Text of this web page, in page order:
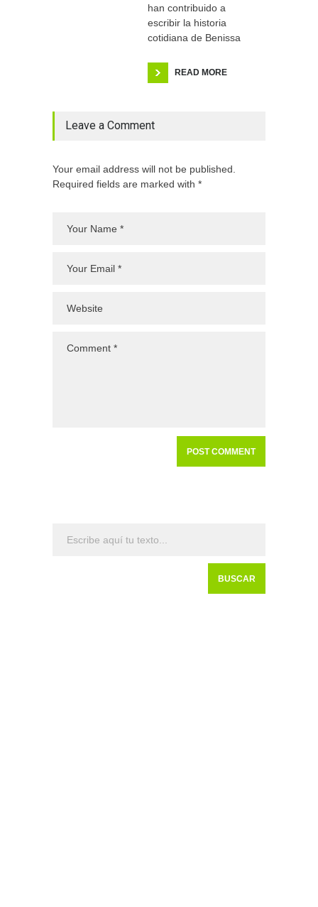
han contribuido a
escribir la historia
cotidiana de Benissa
READ MORE
Leave a Comment
Your email address will not be published.
Required fields are marked with *